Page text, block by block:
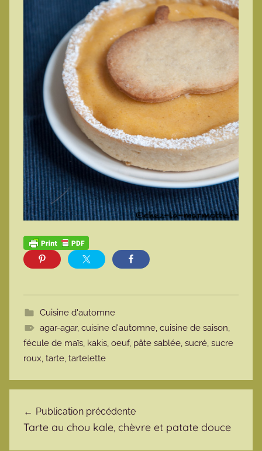
Cuisine d'automne
agar-agar, cuisine d'automne, cuisine de saison,
fécule de maïs, kakis, oeuf, pâte sablée, sucré, sucre
roux, tarte, tartelette
Publication précédente
Tarte au chou kale, chèvre et patate douce